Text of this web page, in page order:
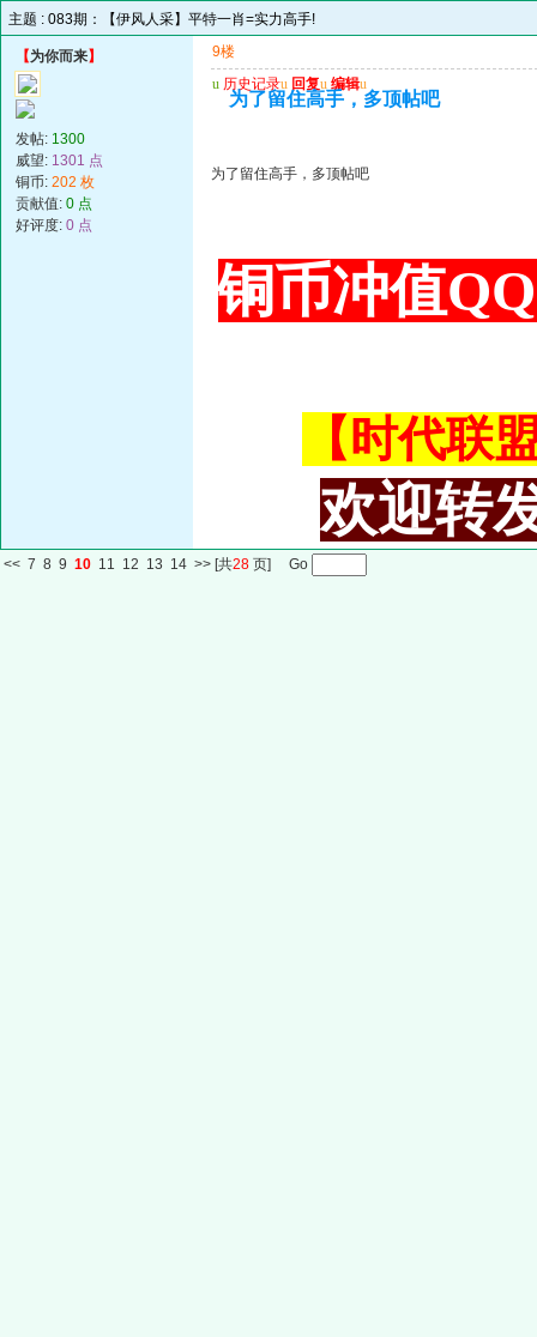
主题 : 083期：【伊风人采】平特一肖=实力高手!
【为你而来】
发帖: 1300
威望: 1301 点
铜币: 202 枚
贡献值: 0 点
好评度: 0 点
9楼
u 历史记录u 回复u 编辑u
为了留住高手，多顶帖吧
为了留住高手，多顶帖吧
铜币冲值
【时代联
欢迎转
<< 7 8 9 10 11 12 13 14 >> [共28 页] Go